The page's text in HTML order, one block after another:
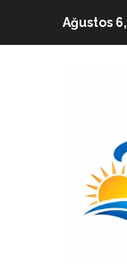
Ağustos